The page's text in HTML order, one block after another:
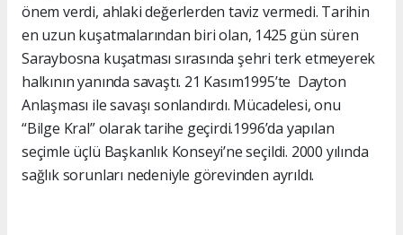
önem verdi, ahlaki değerlerden taviz vermedi. Tarihin
en uzun kuşatmalarından biri olan, 1425 gün süren
Saraybosna kuşatması sırasında şehri terk etmeyerek
halkının yanında savaştı. 21 Kasım1995’te Dayton
Anlaşması ile savaşı sonlandırdı. Mücadelesi, onu
“Bilge Kral” olarak tarihe geçirdi.1996’da yapılan
seçimle üçlü Başkanlık Konseyi’ne seçildi. 2000 yılında
sağlık sorunları nedeniyle görevinden ayrıldı.